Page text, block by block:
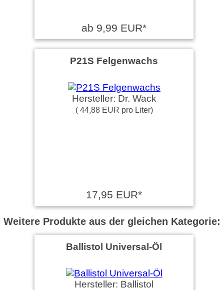
ab 9,99 EUR*
P21S Felgenwachs
Hersteller: Dr. Wack
( 44,88 EUR pro Liter)
17,95 EUR*
Weitere Produkte aus der gleichen Kategorie:
Ballistol Universal-Öl
Hersteller: Ballistol